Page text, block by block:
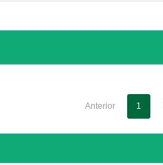
Anterior 1